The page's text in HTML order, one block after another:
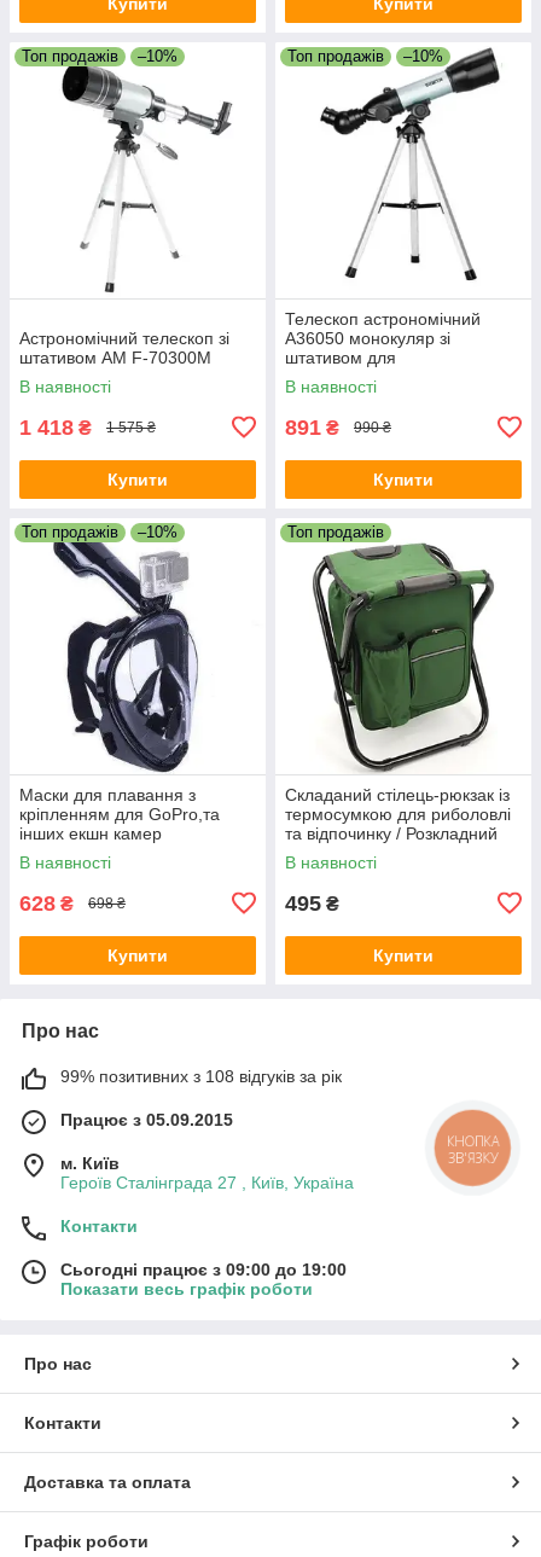
Топ продажів –10%
Астрономічний телескоп зі
штативом AM F-70300M
В наявності
1 418 ₴ 1 575 ₴
Купити
Топ продажів –10%
Телескоп астрономічний
А36050 монокуляр зі
штативом для
спостереження за зірками
В наявності
891 ₴ 990 ₴
Купити
Топ продажів –10%
Маски для плавання з
кріпленням для GoPro,та
інших екшн камер
В наявності
628 ₴ 698 ₴
Купити
Топ продажів
Складаний стілець-рюкзак із
термосумкою для риболовлі
та відпочинку / Розкладний
рибальський стільчик
В наявності
495 ₴
Купити
Про нас
99% позитивних з 108 відгуків за рік
Працює з 05.09.2015
м. Київ
Героїв Сталінграда 27 , Київ, Україна
Контакти
Сьогодні працює з 09:00 до 19:00
Показати весь графік роботи
Про нас
Контакти
Доставка та оплата
Графік роботи
КНОПКА
ЗВ'ЯЗКУ